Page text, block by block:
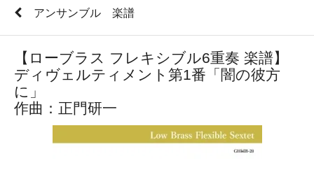
アンサンブル 楽譜
【ローブラス フレキシブル6重奏 楽譜】
ディヴェルティメント第1番「闇の彼方
に」
作曲：正門研一